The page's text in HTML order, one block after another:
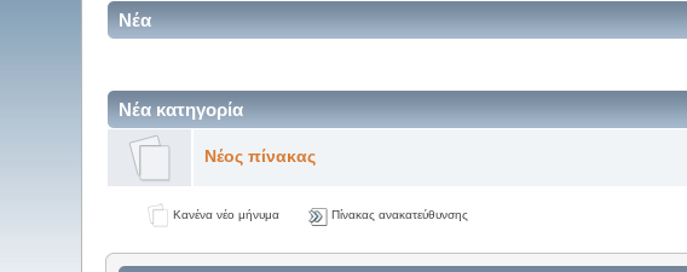
Νέα
Νέα κατηγορία
Νέος πίνακας
Κανένα νέο μήνυμα Πίνακας ανακατεύθυνσης